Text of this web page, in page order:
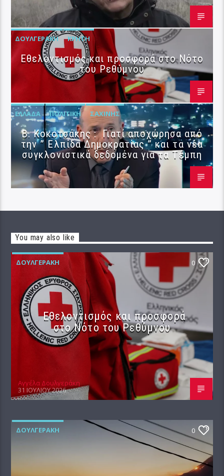
ΔΟΥΛΓΕΡΆΚΗ ΚΡΉΤΗ
Εθελοντισμός και προσφορά στο Νότο
του Ρεθύμνου
ΕΛΛΆΔΑ ΠΟΛΙΤΙΚΉ ΣΑΧΊΝΗΣ
Β. Κοκοτσάκης : Γιατί αποχώρησα από
την ” Ελπίδα Δημοκρατίας ” και τα νέα
συγκλονιστικά δεδομένα για τα Τέμπη
You may also like
ΔΟΥΛΓΕΡΆΚΗ 0
Εθελοντισμός και προσφορά
στο Νότο του Ρεθύμνου
Αγγέλα Δουλγεράκη
31 ΙΟΥΛΊΟΥ 2026
ΔΟΥΛΓΕΡΆΚΗ 0